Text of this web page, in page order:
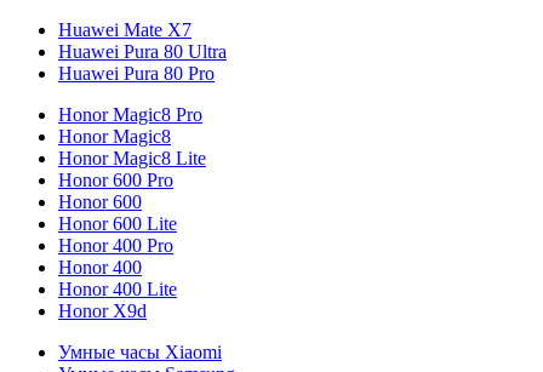
Huawei Mate X7
Huawei Pura 80 Ultra
Huawei Pura 80 Pro
Honor Magic8 Pro
Honor Magic8
Honor Magic8 Lite
Honor 600 Pro
Honor 600
Honor 600 Lite
Honor 400 Pro
Honor 400
Honor 400 Lite
Honor X9d
Умные часы Xiaomi